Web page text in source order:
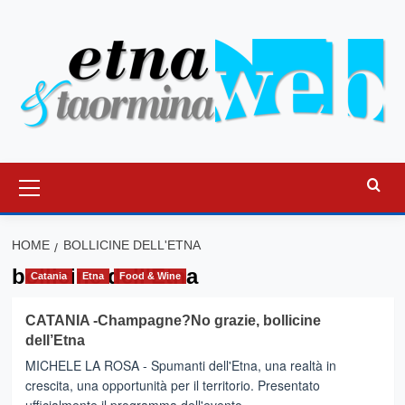
principale
HOME BOLLICINE DELL'ETNA
bollicine dell'Etna
Catania Etna Food & Wine
CATANIA -Champagne?No grazie, bollicine
dell’Etna
MICHELE LA ROSA - Spumanti dell'Etna, una realtà in
crescita, una opportunità per il territorio. Presentato